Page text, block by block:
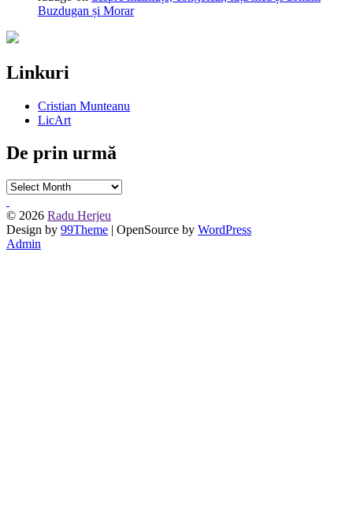
Buzdugan și Morar
Linkuri
Cristian Munteanu
LicArt
De prin urmă
De
urmă
© 2026 Radu Herjeu
Design by 99Theme | OpenSource by WordPress
Admin